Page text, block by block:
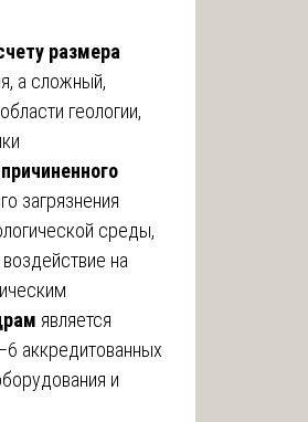
размера
а сложный,
геологии,
загрязнения
среды,
на
является
аккредитованных
и